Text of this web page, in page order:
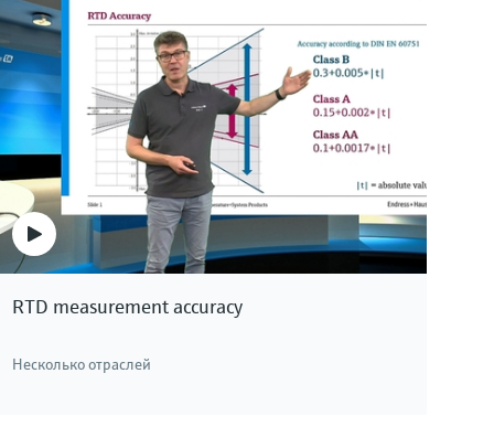
RTD measurement accuracy
Несколько отраслей